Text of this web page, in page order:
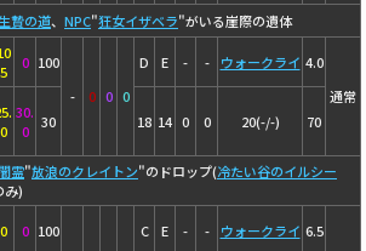
贄の道、 NPC"狂女イザベラ"がいる崖際の遺体
5
0 100
-
0 0 0
D E - - ウォークライ 4.0
通常
0
30.
0
30 18 14 0 0 20(-/-) 70
霊"放浪のクレイトン"のドロップ(冷たい谷のイルシー
み)
0 0 100
C E - - ウォークライ 6.5